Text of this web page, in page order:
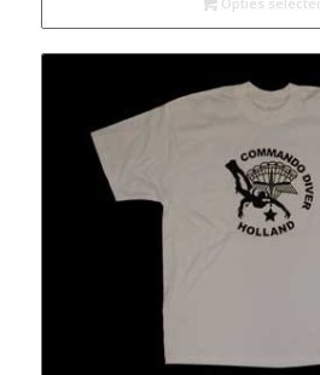
€ 13,00.